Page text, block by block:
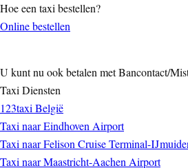
Hoe een taxi bestellen?
Online bestellen
U kunt nu ook betalen met Bancontact/
Taxi Diensten
123taxi België
Taxi naar Eindhoven Airport
Taxi naar Felison Cruise Terminal-
Taxi naar Maastricht-Aachen Airport